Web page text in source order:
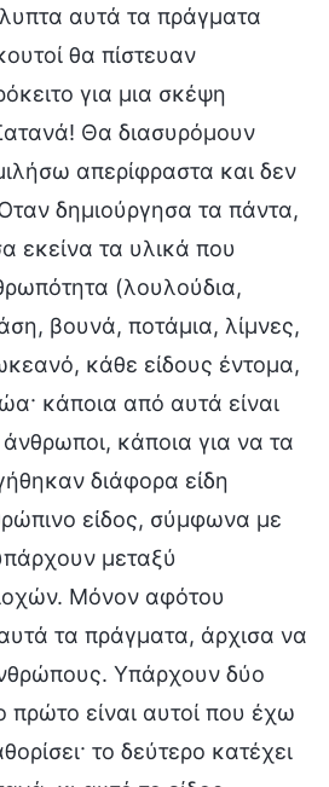
αυτά τα πράγματα
θα πίστευαν
για μια σκέψη
Θα διασυρόμουν
απερίφραστα και δεν
δημιούργησα τα πάντα,
εκείνα τα υλικά που
(λουλούδια,
βουνά, ποτάμια, λίμνες,
κάθε είδους έντομα,
κάποια από αυτά είναι
κάποια για να τα
διάφορα είδη
είδος, σύμφωνα με
μεταξύ
Μόνον αφότου
τα πράγματα, άρχισα να
Υπάρχουν δύο
είναι αυτοί που έχω
το δεύτερο κατέχει